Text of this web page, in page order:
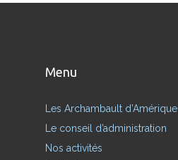
Menu
Les Archambault d’Amérique
Le conseil d’administration
Nos activités